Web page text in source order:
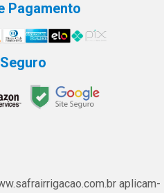
Pagamento
aplicam-